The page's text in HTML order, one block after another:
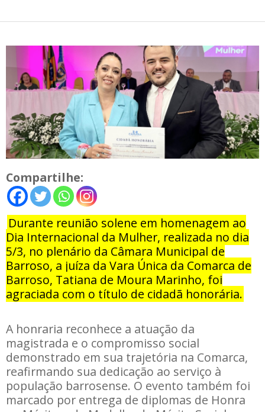
Compartilhe:
Durante reunião solene em homenagem ao
Dia Internacional da Mulher, realizada no dia
5/3, no plenário da Câmara Municipal de
Barroso, a juíza da Vara Única da Comarca de
Barroso, Tatiana de Moura Marinho, foi
agraciada com o título de cidadã honorária.
A honraria reconhece a atuação da
magistrada e o compromisso social
demonstrado em sua trajetória na Comarca,
reafirmando sua dedicação ao serviço à
população barrosense. O evento também foi
marcado por entrega de diplomas de Honra